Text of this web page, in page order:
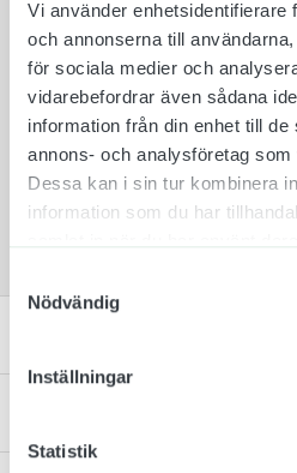
Vi använder enhetsidentifierare
och annonserna till
för sociala medier och
vidarebefordrar även sådana
information från din enhet till
annons- och analysföretag
Dessa kan i sin tur kombinera
information som du har
Nödvändig
Inställningar
Statistik
dekaler tillverkas i
sätt.
Denna skylt följer ISO
standard när det kommer
säkerhetsskyltar. Denna
Notera att våra dekaler
Dessa säljs med andra